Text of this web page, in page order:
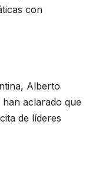
con
Alberto
aclarado que
de líderes